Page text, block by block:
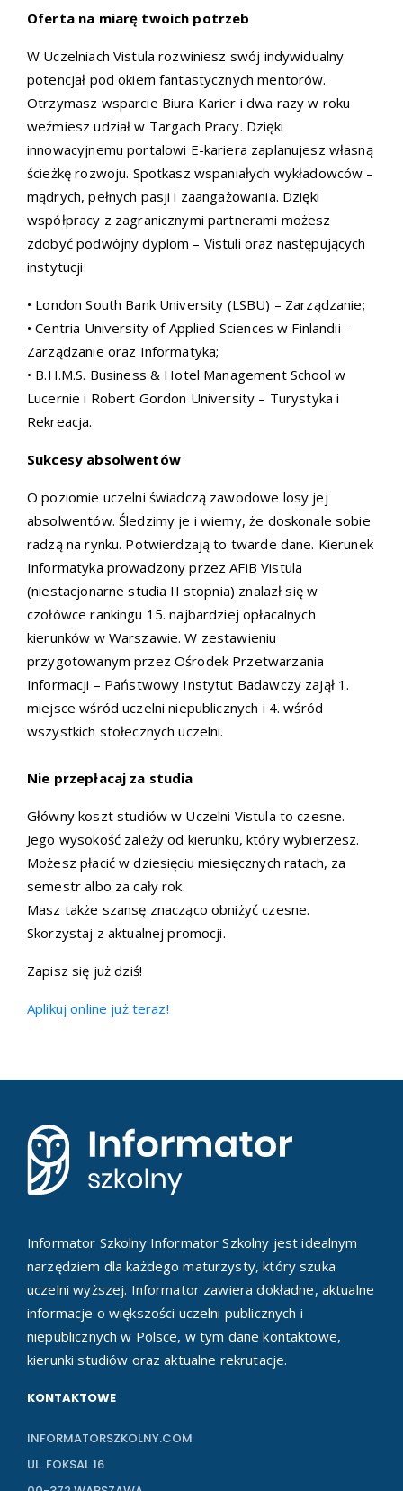
Oferta na miarę twoich potrzeb
W Uczelniach Vistula rozwiniesz swój indywidualny
potencjał pod okiem fantastycznych mentorów.
Otrzymasz wsparcie Biura Karier i dwa razy w roku
weźmiesz udział w Targach Pracy. Dzięki
innowacyjnemu portalowi E-kariera zaplanujesz własną
ścieżkę rozwoju. Spotkasz wspaniałych wykładowców –
mądrych, pełnych pasji i zaangażowania. Dzięki
współpracy z zagranicznymi partnerami możesz
zdobyć podwójny dyplom – Vistuli oraz następujących
instytucji:
• London South Bank University (LSBU) – Zarządzanie;
• Centria University of Applied Sciences w Finlandii –
Zarządzanie oraz Informatyka;
• B.H.M.S. Business & Hotel Management School w
Lucernie i Robert Gordon University – Turystyka i
Rekreacja.
Sukcesy absolwentów
O poziomie uczelni świadczą zawodowe losy jej
absolwentów. Śledzimy je i wiemy, że doskonale sobie
radzą na rynku. Potwierdzają to twarde dane. Kierunek
Informatyka prowadzony przez AFiB Vistula
(niestacjonarne studia II stopnia) znalazł się w
czołówce rankingu 15. najbardziej opłacalnych
kierunków w Warszawie. W zestawieniu
przygotowanym przez Ośrodek Przetwarzania
Informacji – Państwowy Instytut Badawczy zajął 1.
miejsce wśród uczelni niepublicznych i 4. wśród
wszystkich stołecznych uczelni.
Nie przepłacaj za studia
Główny koszt studiów w Uczelni Vistula to czesne.
Jego wysokość zależy od kierunku, który wybierzesz.
Możesz płacić w dziesięciu miesięcznych ratach, za
semestr albo za cały rok.
Masz także szansę znacząco obniżyć czesne.
Skorzystaj z aktualnej promocji.
Zapisz się już dziś!
Aplikuj online już teraz!
Informator Szkolny Informator Szkolny jest idealnym
narzędziem dla każdego maturzysty, który szuka
uczelni wyższej. Informator zawiera dokładne, aktualne
informacje o większości uczelni publicznych i
niepublicznych w Polsce, w tym dane kontaktowe,
kierunki studiów oraz aktualne rekrutacje.
KONTAKTOWE
INFORMATORSZKOLNY.COM
UL. FOKSAL 16